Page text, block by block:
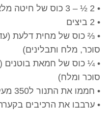
• 2 ½ – 3 כוס של חיטה מלאה.
• 2 ביצים
• ⅔ כוס של מחית דלעת
סוכר, מלח ותבלינים)
• ¼ כוס של חמאת בוטנים
סוכר ומלח)
• חממו את התנור ל350 מעלות.
• ערבבו את הרכיבים